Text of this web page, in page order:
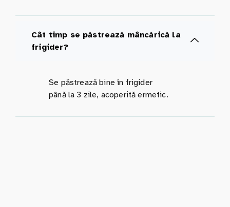
Cât timp se păstrează mâncărică la
frigider?
Se păstrează bine în frigider
până la 3 zile, acoperită ermetic.